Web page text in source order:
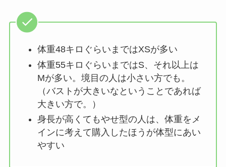
体重48キロぐらいまではXSが多い
体重55キロぐらいまではS、それ以上は
Mが多い。境目の人は小さい方でも。
（バストが大きいなということであれば
大きい方で。）
身長が高くてもやせ型の人は、体重をメ
インに考えて購入したほうが体型にあい
やすい